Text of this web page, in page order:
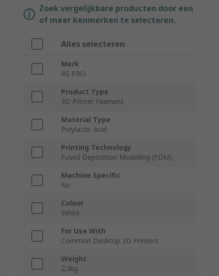
Zoek vergelijkbare producten door een
of meer kenmerken te selecteren.
Alles selecteren
Merk
RS PRO
Product Type
3D Printer Filament
Material Type
Polylactic Acid
Printing Technology
Fused Deposition Modelling (FDM)
Machine Specific
No
Colour
White
For Use With
Common Desktop 3D Printers
Weight
2.3kg